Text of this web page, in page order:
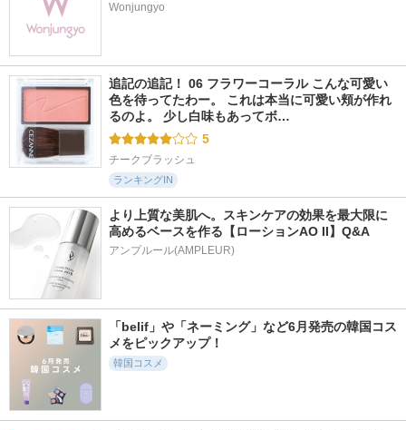
Wonjungyo
追記の追記！ 06 フラワーコーラル こんな可愛い
色を待ってたわー。 これは本当に可愛い頬が作れ
るのよ。 少し白味もあってボ…
5
チークブラッシュ
ランキングIN
より上質な美肌へ。スキンケアの効果を最大限に
高めるベースを作る【ローションAO II】Q&A
アンプルール(AMPLEUR)
「belif」や「ネーミング」など6月発売の韓国コス
メをピックアップ！
韓国コスメ